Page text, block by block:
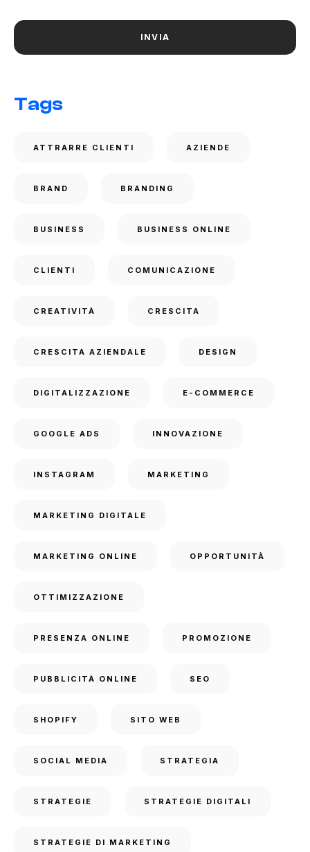
Tags
ATTRARRE CLIENTI AZIENDE
BRAND BRANDING
BUSINESS BUSINESS ONLINE
CLIENTI COMUNICAZIONE
CREATIVITÀ CRESCITA
CRESCITA AZIENDALE DESIGN
DIGITALIZZAZIONE E-COMMERCE
GOOGLE ADS INNOVAZIONE
INSTAGRAM MARKETING
MARKETING DIGITALE
MARKETING ONLINE OPPORTUNITÀ
OTTIMIZZAZIONE
PRESENZA ONLINE PROMOZIONE
PUBBLICITÀ ONLINE SEO
SHOPIFY SITO WEB
SOCIAL MEDIA STRATEGIA
STRATEGIE STRATEGIE DIGITALI
STRATEGIE DI MARKETING